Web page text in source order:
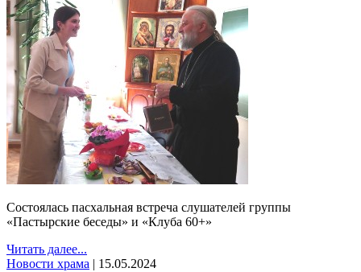
Состоялась пасхальная встреча слушателей группы
«Пастырские беседы» и «Клуба 60+»
Читать далее...
Новости храма | 15.05.2024